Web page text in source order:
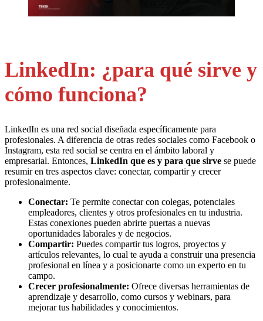
LinkedIn: ¿para qué sirve y
cómo funciona?
LinkedIn es una red social diseñada específicamente para
profesionales. A diferencia de otras redes sociales como Facebook o
Instagram, esta red social se centra en el ámbito laboral y
empresarial. Entonces, LinkedIn que es y para que sirve se puede
resumir en tres aspectos clave: conectar, compartir y crecer
profesionalmente.
Conectar: Te permite conectar con colegas, potenciales
empleadores, clientes y otros profesionales en tu industria.
Estas conexiones pueden abrirte puertas a nuevas
oportunidades laborales y de negocios.
Compartir: Puedes compartir tus logros, proyectos y
artículos relevantes, lo cual te ayuda a construir una presencia
profesional en línea y a posicionarte como un experto en tu
campo.
Crecer profesionalmente: Ofrece diversas herramientas de
aprendizaje y desarrollo, como cursos y webinars, para
mejorar tus habilidades y conocimientos.